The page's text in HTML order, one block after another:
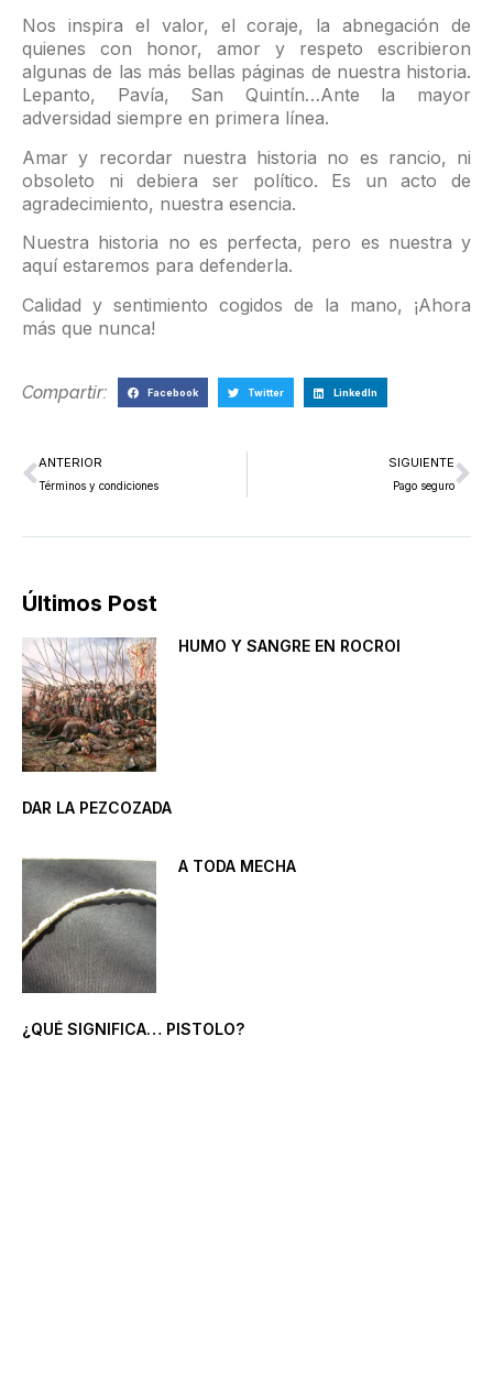
Nos inspira el valor, el coraje, la abnegación de
quienes con honor, amor y respeto escribieron
algunas de las más bellas páginas de nuestra historia.
Lepanto, Pavía, San Quintín…Ante la mayor
adversidad siempre en primera línea.
Amar y recordar nuestra historia no es rancio, ni
obsoleto ni debiera ser político. Es un acto de
agradecimiento, nuestra esencia.
Nuestra historia no es perfecta, pero es nuestra y
aquí estaremos para defenderla.
Calidad y sentimiento cogidos de la mano, ¡Ahora
más que nunca!
Compartir: Facebook Twitter LinkedIn
ANTERIOR
Términos y condiciones
SIGUIENTE
Pago seguro
Últimos Post
HUMO Y SANGRE EN ROCROI
DAR LA PEZCOZADA
A TODA MECHA
¿QUÉ SIGNIFICA… PISTOLO?